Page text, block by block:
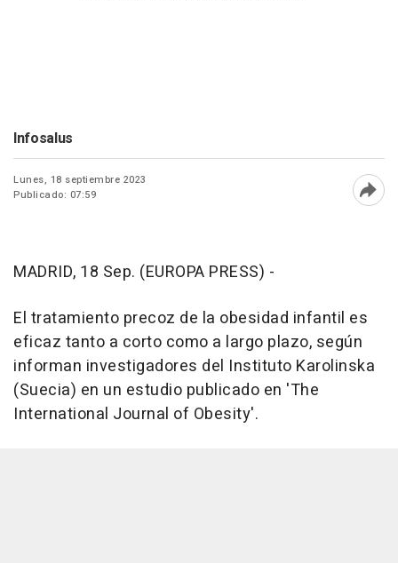
Infosalus
Lunes, 18 septiembre 2023
Publicado: 07:59
MADRID, 18 Sep. (EUROPA PRESS) -
El tratamiento precoz de la obesidad infantil es
eficaz tanto a corto como a largo plazo, según
informan investigadores del Instituto Karolinska
(Suecia) en un estudio publicado en 'The
International Journal of Obesity'.